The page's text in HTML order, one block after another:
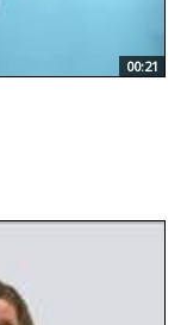
00:21